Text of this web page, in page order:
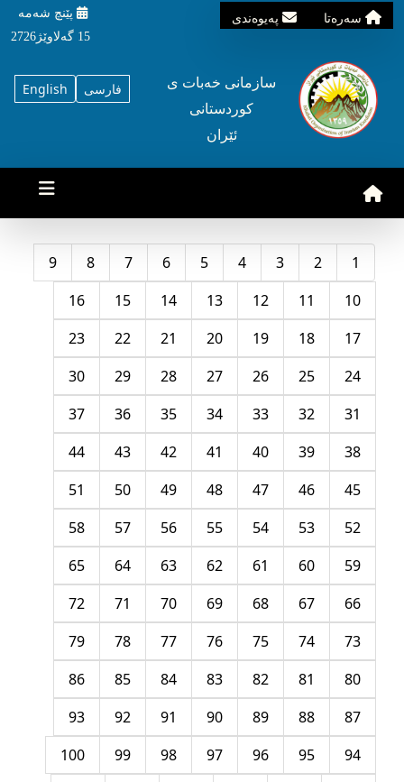
سه‌ره‌تا په‌یوه‌ندی
پێنچ شه‌مه‌
15 گه‌لاوێژ2726
English فارسی
سازمانی خه‌بات ی
کوردستانی
ئێران
1
2
3
4
5
6
7
8
9
10
11
12
13
14
15
16
17
18
19
20
21
22
23
24
25
26
27
28
29
30
31
32
33
34
35
36
37
38
39
40
41
42
43
44
45
46
47
48
49
50
51
52
53
54
55
56
57
58
59
60
61
62
63
64
65
66
67
68
69
70
71
72
73
74
75
76
77
78
79
80
81
82
83
84
85
86
87
88
89
90
91
92
93
94
95
96
97
98
99
100